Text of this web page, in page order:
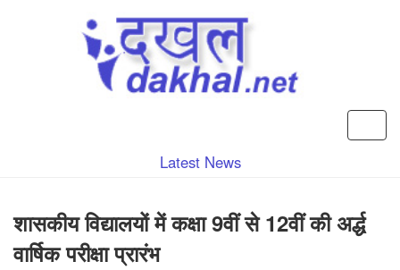
Latest News
शासकीय विद्यालयों में कक्षा 9वीं से 12वीं की अर्द्ध
वार्षिक परीक्षा प्रारंभ